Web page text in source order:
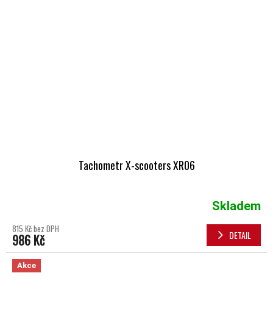
Tachometr X-scooters XR06
Skladem
815 Kč bez DPH
986 Kč DETAIL
Akce